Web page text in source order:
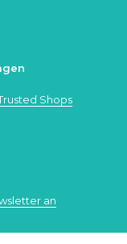
Shops
an